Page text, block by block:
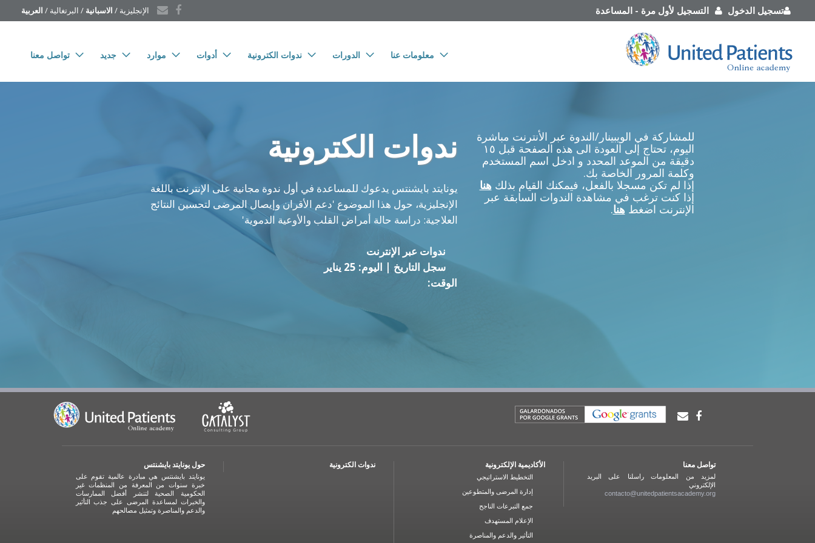
الإنجليزية / الاسبانية / البرتغالية / العربية تسجيل الدخول التسجيل لأول مرة -المساعدة
معلومات عنا الدورات ندوات الكترونية أدوات موارد جديد تواصل معنا
ندوات الكترونية
يونايتد بايشنتس يدعوك للمساعدة في أول ندوة مجانية على الإنترنت باللغة
الإنجليزية، حول هذا الموضوع 'دعم الأقران وإيصال المرضى لتحسين النتائج
العلاجية: دراسة حالة أمراض القلب والأوعية الدموية'
ندوات عبر الإنترنت
سجل التاريخ | اليوم: 25 يناير
الوقت:
للمشاركة في الويبينار/الندوة عبر الأنترنت مباشرة
اليوم، تحتاج إلى العودة الى هذه الصفحة قبل ١٥
دقيقة من الموعد المحدد و ادخل اسم المستخدم
وكلمة المرور الخاصة بك.
إذا لم تكن مسجلا بالفعل، فيمكنك القيام بذلك هنا
إذا كنت ترغب في مشاهدة الندوات السابقة عبر
الإنترنت اضغط هنا.
حول يونايتد بايشنتس
يونايتد بايشنتس هي مبادرة عالمية تقوم على
خبرة سنوات من المعرفة من المنظمات غير
الحكومية الصحية لتنشر أفضل الممارسات
والخبرات لمساعدة المرضى على جذب التأثير
والدعم والمناصرة وتمثيل مصالحهم
ندوات الكترونية الأكاديمية الإلكترونية
التخطيط الاستراتيجي
إدارة المرضى والمتطوعين
جمع التبرعات الناجح
الإعلام المستهدف
التأثير والدعم والمناصرة
تواصل معنا
لمزيد من المعلومات راسلنا على البريد
الإلكتروني
contacto@unitedpatientsacademy.org